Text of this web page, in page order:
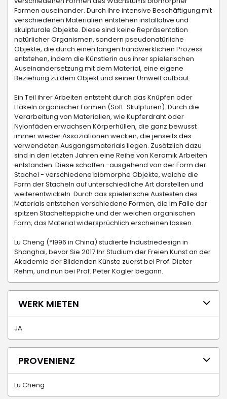
Formen auseinander. Durch ihre intensive Beschäftigung mit
verschiedenen Materialien entstehen installative und
skulpturale Objekte. Diese sind keine Repräsentation
natürlicher Organismen, sondern pseudonatürliche
Objekte, die durch einen langen handwerklichen Prozess
entstehen, indem die Künstlerin aus ihrer spielerischen
Auseinandersetzung mit dem Material, eine eigene
Beziehung zu dem Objekt und seiner Umwelt aufbaut.
Ein Teil ihrer Arbeiten entsteht durch das Knüpfen oder
Häkeln organischer Formen (Soft-Skulpturen). Durch die
Verarbeitung von Materialien, wie Kupferdraht oder
Nylonfäden erwachsen Körperhüllen, die ganz bewusst
immer wieder Assoziationen wecken, die jenseits des
verwendeten Ausgangsmaterials liegen. Zusätzlich dazu
sind in den letzten Jahren eine Reihe von Keramik Arbeiten
entstanden. Diese schaffen -ausgehend von der Form der
Stachel - verschiedene biomorphe Objekte, welche die
Form der Stacheln auf unterschiedliche Art darstellen und
weiterentwickeln. Durch das spielerische Austesten des
Materials entstehen verschiedene Formen, die im Falle der
spitzen Stachelteppiche und der weichen organischen
Form, das Material widersprüchlich erscheinen lassen.
Lu Cheng (*1996 in China) studierte Industriedesign in
Shanghai, bevor Sie 2017 Ihr Studium der Freien Kunst an der
Akademie der Bildenden Künste zuerst bei Prof. Dieter
Rehm, und nun bei Prof. Peter Kogler begann.
WERK MIETEN
JA
PROVENIENZ
Lu Cheng